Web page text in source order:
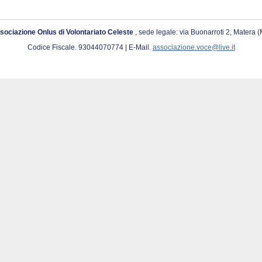
Onlus di Volontariato Celeste , sede legale: via Buonarroti 2, Matera
Codice Fiscale. 93044070774 | E-Mail. associazione.voce@live.it